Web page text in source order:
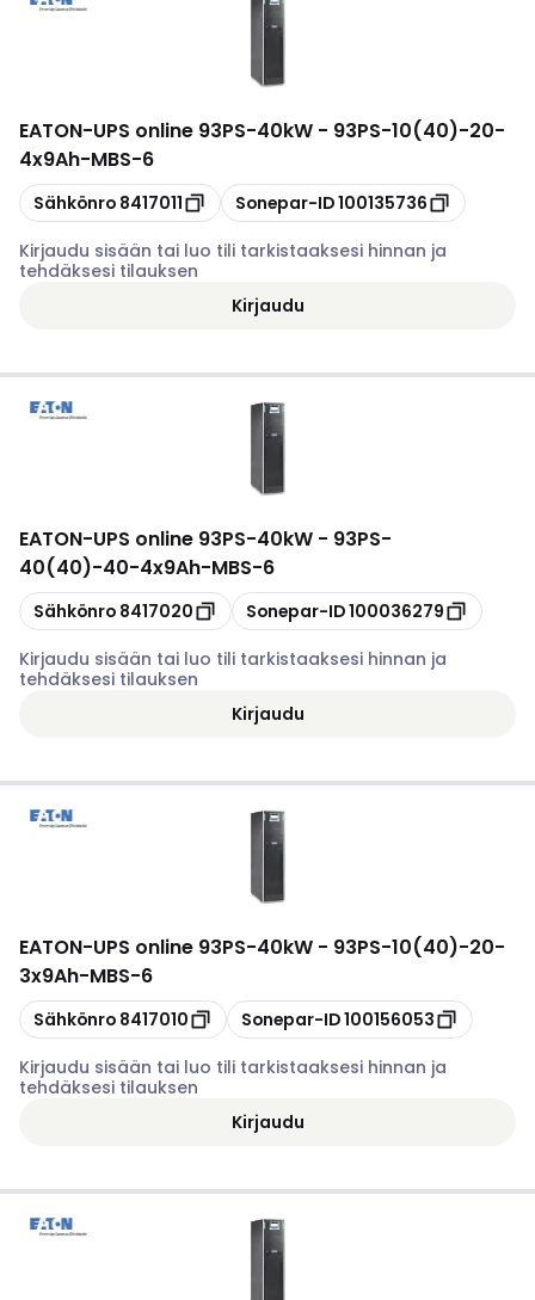
EATON-UPS online 93PS-40kW - 93PS-10(40)-20-
4x9Ah-MBS-6
Kopioi
Sähkönro 8417011 Kopioi
Sonepar-ID100135736
Kirjaudu sisään tai luo tili tarkistaaksesi hinnan ja
tehdäksesi tilauksen
Kirjaudu
EATON-UPS online 93PS-40kW - 93PS-
40(40)-40-4x9Ah-MBS-6
Kopioi
Sähkönro 8417020 Kopioi
Sonepar-ID100036279
Kirjaudu sisään tai luo tili tarkistaaksesi hinnan ja
tehdäksesi tilauksen
Kirjaudu
EATON-UPS online 93PS-40kW - 93PS-10(40)-20-
3x9Ah-MBS-6
Kopioi
Sähkönro 8417010 Kopioi
Sonepar-ID100156053
Kirjaudu sisään tai luo tili tarkistaaksesi hinnan ja
tehdäksesi tilauksen
Kirjaudu